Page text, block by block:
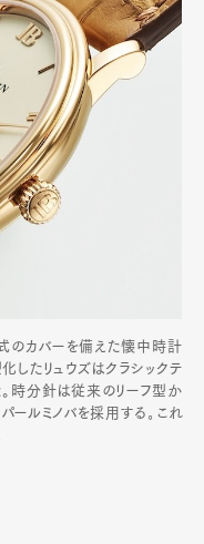
のカバーを備えた懐中時計
したリュウズはクラシックテ
時分針は従来のリーフ型か
ールミノバを採用する｡これ